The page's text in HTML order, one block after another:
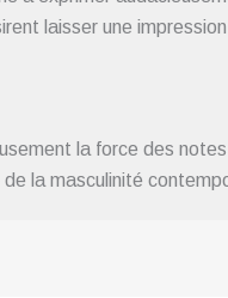
laisser une
la force des
la masculinité